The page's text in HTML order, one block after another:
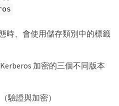
時、會使用儲存類別中的標籤
加密的三個不同版本
（驗證與加密）